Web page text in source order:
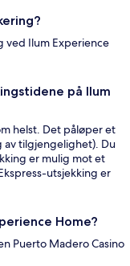
ved Ilum Experience
på Ilum
helst. Det påløper et
tilgjengelighet). Du
er mulig mot et
utsjekking er
Home?
Puerto Madero Casino